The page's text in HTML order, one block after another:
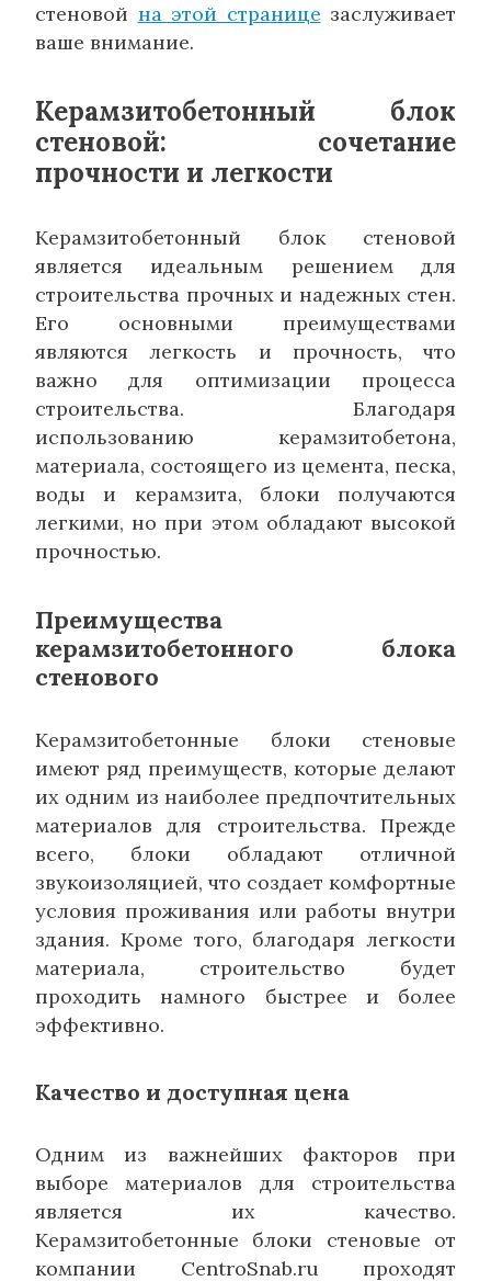
стеновой на этой странице заслуживает
ваше внимание.
Керамзитобетонный блок
стеновой: сочетание
прочности и легкости
Керамзитобетонный блок стеновой
является идеальным решением для
строительства прочных и надежных стен.
Его основными преимуществами
являются легкость и прочность, что
важно для оптимизации процесса
строительства. Благодаря
использованию керамзитобетона,
материала, состоящего из цемента, песка,
воды и керамзита, блоки получаются
легкими, но при этом обладают высокой
прочностью.
Преимущества
керамзитобетонного блока
стенового
Керамзитобетонные блоки стеновые
имеют ряд преимуществ, которые делают
их одним из наиболее предпочтительных
материалов для строительства. Прежде
всего, блоки обладают отличной
звукоизоляцией, что создает комфортные
условия проживания или работы внутри
здания. Кроме того, благодаря легкости
материала, строительство будет
проходить намного быстрее и более
эффективно.
Качество и доступная цена
Одним из важнейших факторов при
выборе материалов для строительства
является их качество.
Керамзитобетонные блоки стеновые от
компании CentroSnab.ru проходят